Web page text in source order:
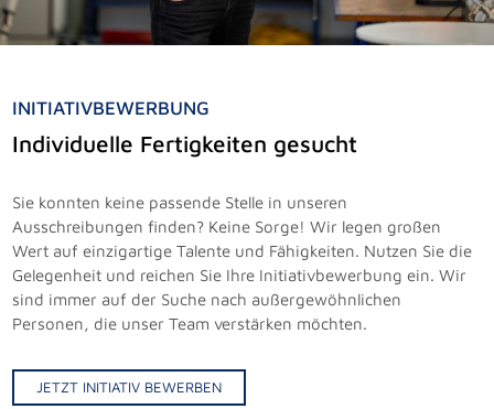
INITIATIVBEWERBUNG
Individuelle Fertigkeiten gesucht
Sie konnten keine passende Stelle in unseren
Ausschreibungen finden? Keine Sorge! Wir legen großen
Wert auf einzigartige Talente und Fähigkeiten. Nutzen Sie die
Gelegenheit und reichen Sie Ihre Initiativbewerbung ein. Wir
sind immer auf der Suche nach außergewöhnlichen
Personen, die unser Team verstärken möchten.
JETZT INITIATIV BEWERBEN